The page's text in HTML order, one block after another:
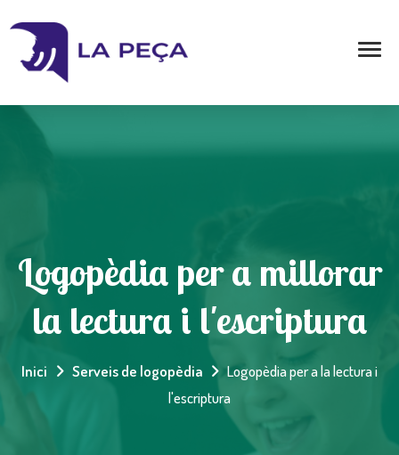
Logopèdia per a millorar
la lectura i l'escriptura
Inici Serveis de logopèdia
Logopèdia per a la lectura i
l'escriptura